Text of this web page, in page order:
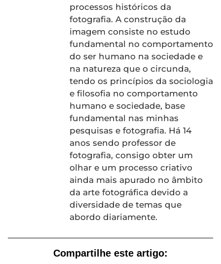
processos históricos da
fotografia. A construção da
imagem consiste no estudo
fundamental no comportamento
do ser humano na sociedade e
na natureza que o circunda,
tendo os princípios da sociologia
e filosofia no comportamento
humano e sociedade, base
fundamental nas minhas
pesquisas e fotografia. Há 14
anos sendo professor de
fotografia, consigo obter um
olhar e um processo criativo
ainda mais apurado no âmbito
da arte fotográfica devido a
diversidade de temas que
abordo diariamente.
Compartilhe este artigo: